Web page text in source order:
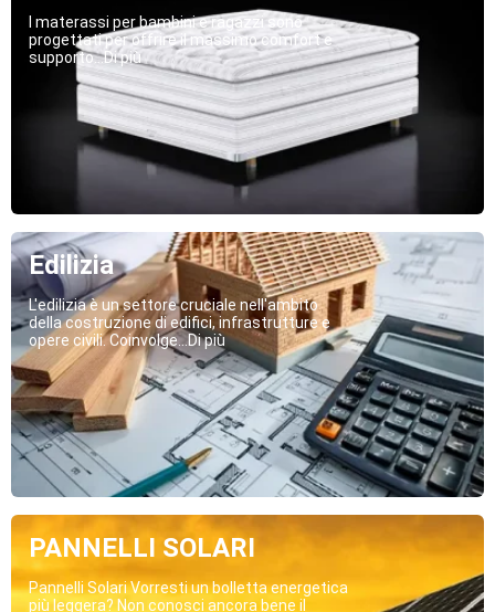
I materassi per bambini e ragazzi sono
progettati per offrire il massimo comfort e
supporto...Di più
Edilizia
L'edilizia è un settore cruciale nell'ambito
della costruzione di edifici, infrastrutture e
opere civili. Coinvolge...Di più
PANNELLI SOLARI
Pannelli Solari Vorresti un bolletta energetica
più leggera? Non conosci ancora bene il